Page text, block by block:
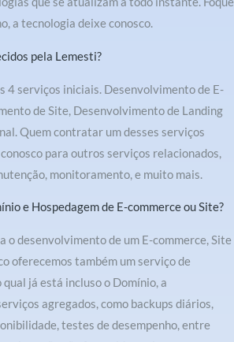
a tecnologia deixe conosco.
pela Lemesti?
4 serviços iniciais. Desenvolvimento de E-
de Site, Desenvolvimento de Landing
Quem contratar um desses serviços
para outros serviços relacionados,
monitoramento, e muito mais.
e Hospedagem de E-commerce ou Site?
o desenvolvimento de um E-commerce, Site
oferecemos também um serviço de
já está incluso o Domínio, a
agregados, como backups diários,
testes de desempenho, entre